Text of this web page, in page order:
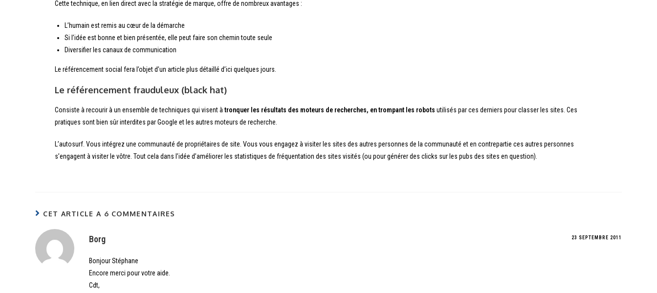
Cette technique, en lien direct avec la stratégie de marque, offre de nombreux avantages :
L’humain est remis au cœur de la démarche
Si l’idée est bonne et bien présentée, elle peut faire son chemin toute seule
Diversifier les canaux de communication
Le référencement social fera l’objet d’un article plus détaillé d’ici quelques jours.
Le référencement frauduleux (black hat)
Consiste à recourir à un ensemble de techniques qui visent à tronquer les résultats des moteurs de recherches, en trompant les robots utilisés par ces derniers pour classer les sites. Ces
pratiques sont bien sûr interdites par Google et les autres moteurs de recherche.
L’autosurf. Vous intégrez une communauté de propriétaires de site. Vous vous engagez à visiter les sites des autres personnes de la communauté et en contrepartie ces autres personnes
s’engagent à visiter le vôtre. Tout cela dans l’idée d’améliorer les statistiques de fréquentation des sites visités (ou pour générer des clicks sur les pubs des sites en question).
CET ARTICLE A 6 COMMENTAIRES
Borg 23 SEPTEMBRE 2011
Bonjour Stéphane
Encore merci pour votre aide.
Cdt,